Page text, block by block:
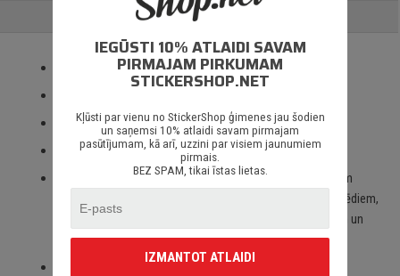
ATSAUKSMES
Izmantotas tikai augstas kvalitātes ORACAL līmplēves;
3 – 5 gadu līmplēves noturība *;
Spēcīgs līmes slānis;
Paredzēts priekš auto stikliem, virsbūves daļām, krāsotām
virsmām, portatīvajiem/stacionārajiem datoriem, velosipēdiem,
motocikliem un motorolleriem, kā arī visām citām gludām un
neporainām virsmām;
Piegāde Latvijā un citviet pasaulē bez jebkādiem
IEGŪSTI 10% ATLAIDI SAVAM
PIRMAJAM PIRKUMAM
STICKERSHOP.NET
Kļūsti par vienu no StickerShop ģimenes jau šodien
un saņemsi 10% atlaidi savam pirmajam
pasūtījumam, kā arī, uzzini par visiem jaunumiem
pirmais.
BEZ SPAM, tikai īstas lietas.
IZMANTOT ATLAIDI